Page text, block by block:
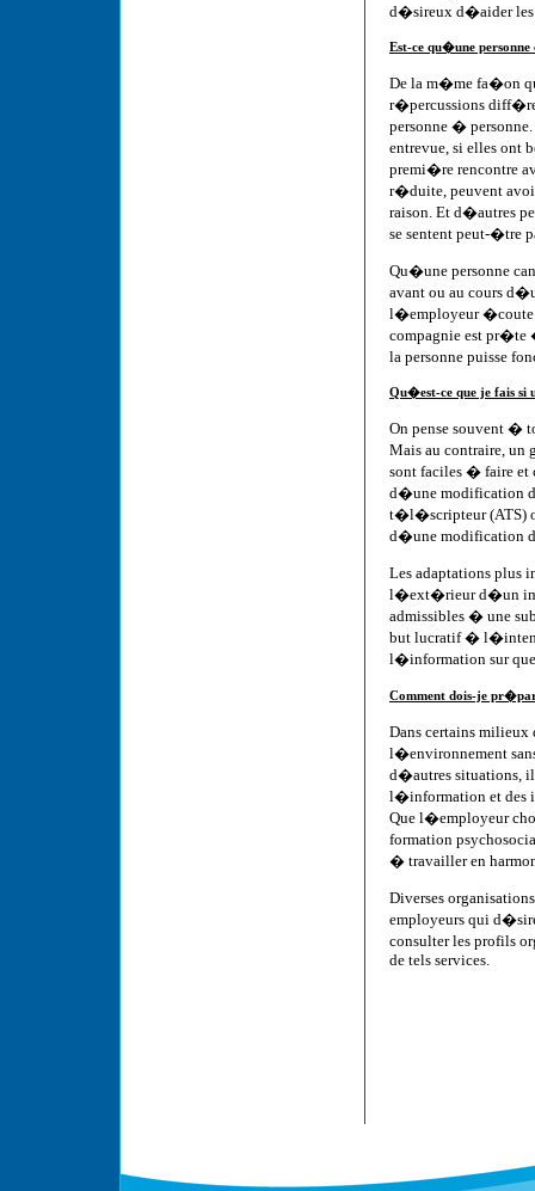
d�sireux d�aider les
Est-ce qu�une
De la m�me fa�on
r�percussions
personne �
entrevue, si elles ont
premi�re rencontre
r�duite, peuvent
raison. Et d�autres
se sentent peut-�tre
Qu�une personne
avant ou au cours
l�employeur
compagnie est pr�te
la personne puisse
Qu�est-ce que je fais si
On pense souvent �
Mais au contraire, un
sont faciles � faire et
d�une modification
t�l�scripteur (ATS)
d�une modification
Les adaptations plus
l�ext�rieur d�un
admissibles � une
but lucratif �
l�information sur
Comment dois-je
Dans certains
l�environnement
d�autres situations,
l�information et des
Que l�employeur
formation
� travailler en
Diverses
employeurs qui
consulter les profils
de tels services.